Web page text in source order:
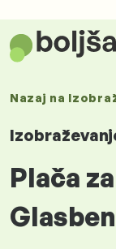
Nazaj na
Plača